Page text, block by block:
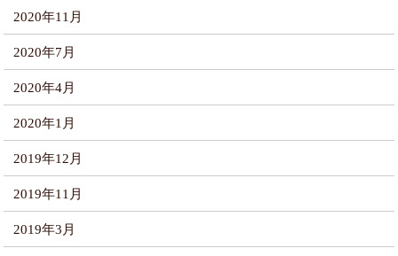
2020年11月
2020年7月
2020年4月
2020年1月
2019年12月
2019年11月
2019年3月